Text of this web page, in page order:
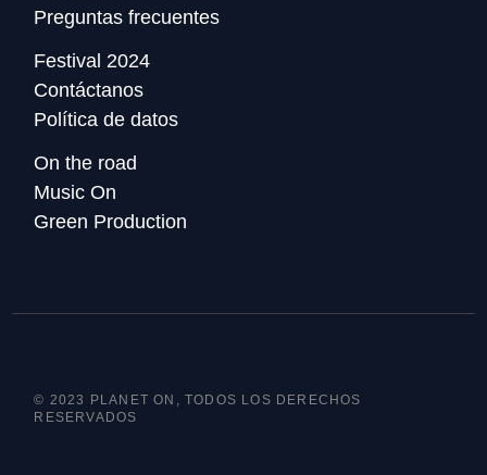
Preguntas frecuentes
Festival 2024
Contáctanos
Política de datos
On the road
Music On
Green Production
© 2023 PLANET ON, TODOS LOS DERECHOS
RESERVADOS